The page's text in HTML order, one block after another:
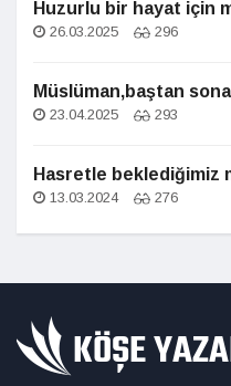
Huzurlu bir hayat için
26.03.2025 296
Müslüman,baştan
23.04.2025 293
Hasretle beklediğimiz
13.03.2024 276